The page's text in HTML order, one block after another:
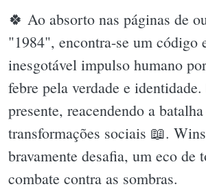
🍀 Ao absorto nas páginas de
"1984", encontra-se um código
inesgotável impulso humano
febre pela verdade e
presente, reacendendo a
transformações sociais 📖.
bravamente desafia, um eco de
combate contra as sombras.